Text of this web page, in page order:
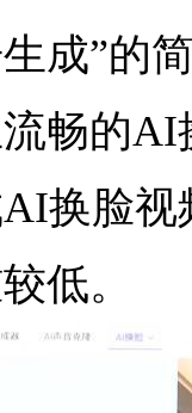
成”的
畅的
换脸
低。